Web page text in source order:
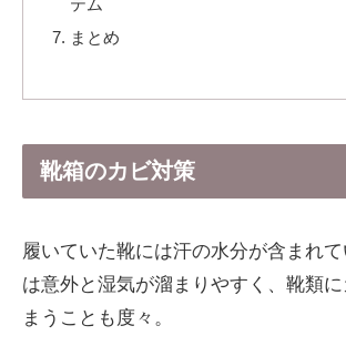
テム
まとめ
靴箱のカビ対策
履いていた靴には汗の水分が含まれ
は意外と湿気が溜まりやすく、靴類
まうことも度々。